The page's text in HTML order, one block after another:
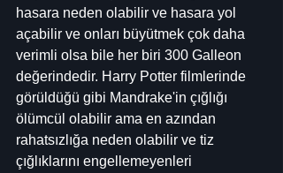
hasara neden olabilir ve hasara yol
açabilir ve onları büyütmek çok daha
verimli olsa bile her biri 300 Galleon
değerindedir. Harry Potter filmlerinde
görüldüğü gibi Mandrake'in çığlığı
ölümcül olabilir ama en azından
rahatsızlığa neden olabilir ve tiz
çığlıklarını engellemeyenleri